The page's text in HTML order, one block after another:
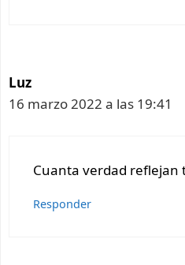
Luz
16 marzo 2022 a las 19:41
Cuanta verdad reflejan
Responder